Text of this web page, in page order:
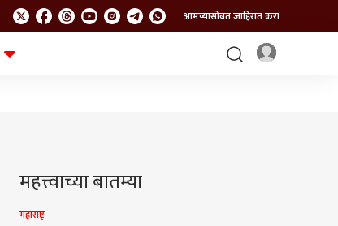
आमच्यासोबत जाहिरात करा
महत्त्वाच्या बातम्या
महाराष्ट्र